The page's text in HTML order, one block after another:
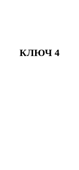
КЛЮЧ 4